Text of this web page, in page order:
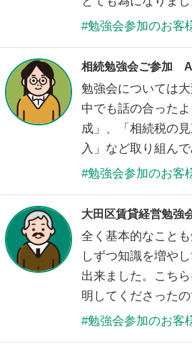
勉強会参加のお客
相続勉強会ご参加
勉強会については
中でも話の合った
成」、「相続税の
入」など取り組ん
勉強会参加のお客
大田区賃貸経営勉
全く基本的なこと
しずつ知識を増や
出来ました。こち
明してくださった
勉強会参加のお客